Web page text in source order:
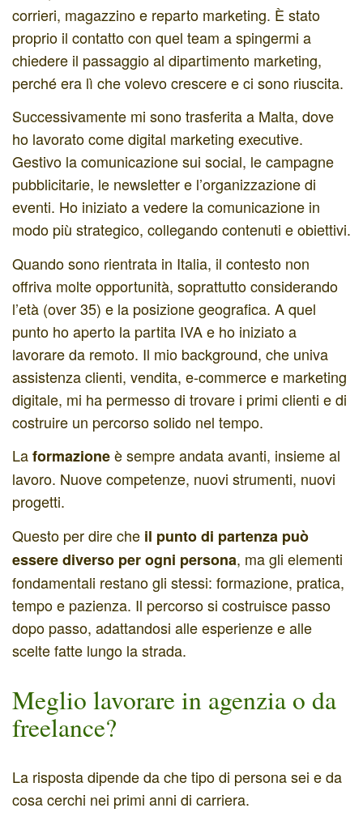
corrieri, magazzino e reparto marketing. È stato
proprio il contatto con quel team a spingermi a
chiedere il passaggio al dipartimento marketing,
perché era lì che volevo crescere e ci sono riuscita.
Successivamente mi sono trasferita a Malta, dove
ho lavorato come digital marketing executive.
Gestivo la comunicazione sui social, le campagne
pubblicitarie, le newsletter e l’organizzazione di
eventi. Ho iniziato a vedere la comunicazione in
modo più strategico, collegando contenuti e obiettivi.
Quando sono rientrata in Italia, il contesto non
offriva molte opportunità, soprattutto considerando
l’età (over 35) e la posizione geografica. A quel
punto ho aperto la partita IVA e ho iniziato a
lavorare da remoto. Il mio background, che univa
assistenza clienti, vendita, e-commerce e marketing
digitale, mi ha permesso di trovare i primi clienti e di
costruire un percorso solido nel tempo.
Laformazioneè sempre andata avanti, insieme al
lavoro. Nuove competenze, nuovi strumenti, nuovi
progetti.
Questo per dire che il punto di partenza può
essere diverso per ogni persona, ma gli elementi
fondamentali restano gli stessi: formazione, pratica,
tempo e pazienza. Il percorso si costruisce passo
dopo passo, adattandosi alle esperienze e alle
scelte fatte lungo la strada.
Meglio lavorare in agenzia o da
freelance?
La risposta dipende da che tipo di persona sei e da
cosa cerchi nei primi anni di carriera.